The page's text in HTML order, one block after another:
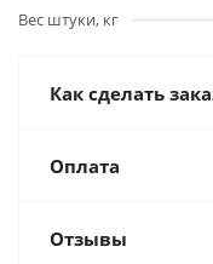
Вес штуки, кг
Как сделать
Оплата
Отзывы